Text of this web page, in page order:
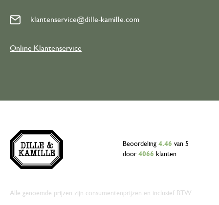
klantenservice@dille-kamille.com
Online Klantenservice
Beoordeling 4.46 van 5
door 4066 klanten
Alle genoemde prijzen zijn consumentenprijzen en inclusief BTW.